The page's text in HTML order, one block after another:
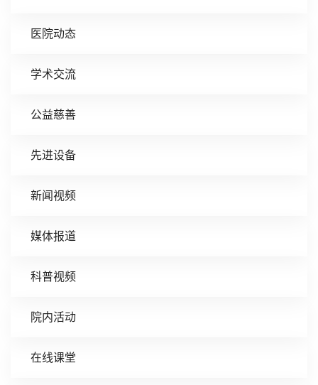
医院动态
学术交流
公益慈善
先进设备
新闻视频
媒体报道
科普视频
院内活动
在线课堂